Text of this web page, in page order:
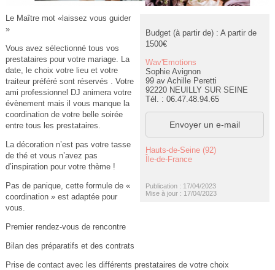
Budget (à partir de) : A partir de
1500€
Wav'Emotions
Sophie Avignon
99 av Achille Peretti
92220 NEUILLY SUR SEINE
Tél. : 06.47.48.94.65
Envoyer un e-mail
Hauts-de-Seine (92)
Île-de-France
Publication : 17/04/2023
Mise à jour : 17/04/2023
Le Maître mot «laissez vous guider
»
Vous avez sélectionné tous vos
prestataires pour votre mariage. La
date, le choix votre lieu et votre
traiteur préféré sont réservés . Votre
ami professionnel DJ animera votre
évènement mais il vous manque la
coordination de votre belle soirée
entre tous les prestataires.
La décoration n’est pas votre tasse
de thé et vous n’avez pas
d’inspiration pour votre thème !
Pas de panique, cette formule de «
coordination » est adaptée pour
vous.
Premier rendez-vous de rencontre
Bilan des préparatifs et des contrats
Prise de contact avec les différents prestataires de votre choix